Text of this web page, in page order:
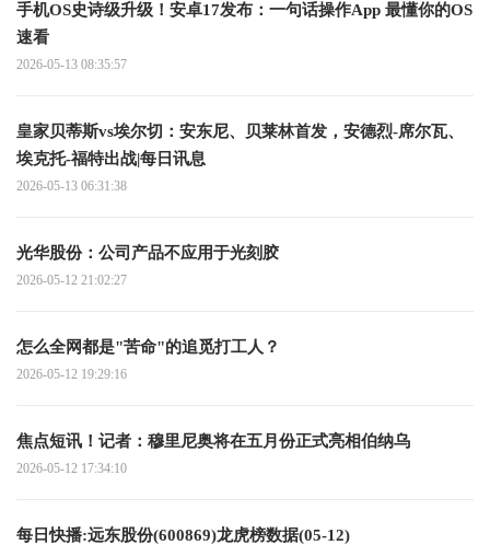
手机OS史诗级升级！安卓17发布：一句话操作App 最懂你的OS
速看
2026-05-13 08:35:57
皇家贝蒂斯vs埃尔切：安东尼、贝莱林首发，安德烈-席尔瓦、
埃克托-福特出战|每日讯息
2026-05-13 06:31:38
光华股份：公司产品不应用于光刻胶
2026-05-12 21:02:27
怎么全网都是"苦命"的追觅打工人？
2026-05-12 19:29:16
焦点短讯！记者：穆里尼奥将在五月份正式亮相伯纳乌
2026-05-12 17:34:10
每日快播:远东股份(600869)龙虎榜数据(05-12)